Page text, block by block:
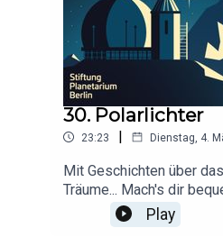
30. Polarlichter
23:23 | Dienstag, 4.
Mit Geschichten über
Träume... Mach's dir
ein!Dieser Podcast wird
finanziert. Infos und
Play